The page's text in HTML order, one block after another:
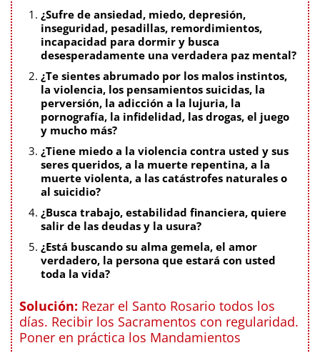
¿Sufre de ansiedad, miedo, depresión,
inseguridad, pesadillas, remordimientos,
incapacidad para dormir y busca
desesperadamente una verdadera paz mental?
¿Te sientes abrumado por los malos instintos,
la violencia, los pensamientos suicidas, la
perversión, la adicción a la lujuria, la
pornografía, la infidelidad, las drogas, el juego
y mucho más?
¿Tiene miedo a la violencia contra usted y sus
seres queridos, a la muerte repentina, a la
muerte violenta, a las catástrofes naturales o
al suicidio?
¿Busca trabajo, estabilidad financiera, quiere
salir de las deudas y la usura?
¿Está buscando su alma gemela, el amor
verdadero, la persona que estará con usted
toda la vida?
Solución: Rezar el Santo Rosario todos los
días. Recibir los Sacramentos con regularidad.
Poner en práctica los Mandamientos